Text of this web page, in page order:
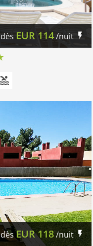
dès EUR 114/nuit
dèsEUR118/nuit